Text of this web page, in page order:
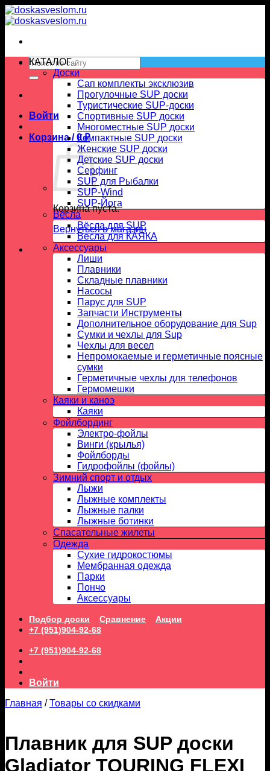
Skip
to
Искать:
Войти
Корзина /0₽
Корзина пуста.
Вернуться в магазин
КАТАЛОГ
Доски
Сап комплекты эксклюзив
Прогулочные SUP доски
Туристические SUP-доски
Спортивные SUP доски
Многоместные SUP доски
Компактные SUP доски
Женские SUP доски
Детские SUP доски
Серфинг
SUP для Рыбалки
SUP-Wind
SUP-Йога
Вёсла
Вёсла для SUP
Весла для КАЯКА
Аксессуары
Лиши
Плавники
Складные плавники
Насосы
Парус для SUP
Запчасти Инструменты
Дополнительное оборудование для Sup
Сумки и чехлы для Sup
Чехлы для весел
Непромокаемые и герметичные поясные
сумки
Герметичные чехлы для телефонов
Гермомешки
Каяки и каноэ
Каяки
Фойлбординг
Электро-фойлы
Винги (крылья)
Фойлборды
Гидрофойлы (фойлы)
Зимний спорт и отдых
Лыжи
Лыжные комплекты
Лыжные палки
Лыжные ботинки
Спасательные жилеты
Одежда
Сухие гидрокостюмы
Мембранная одежда
Парки
Пончо
Аксессуары
Подбор доски Сравнение
Акции
+7 (951)904-92-68
+7 (951)904-92-68
Войти
Главная / Товары со скидками
Плавник для SUP доски
Gladiator TOURING FLEXI